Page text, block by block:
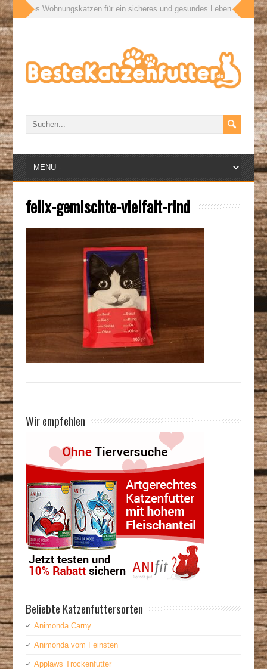
Was Wohnungskatzen für ein sicheres und gesundes Leben wirklich
felix-gemischte-vielfalt-rind
Wir empfehlen
Beliebte Katzenfuttersorten
Animonda Carny
Animonda vom Feinsten
Applaws Trockenfutter